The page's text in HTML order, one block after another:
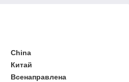
China
Китай
Всенаправлена